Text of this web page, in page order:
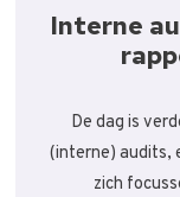
Interne
De dag is
(interne) audits,
zich